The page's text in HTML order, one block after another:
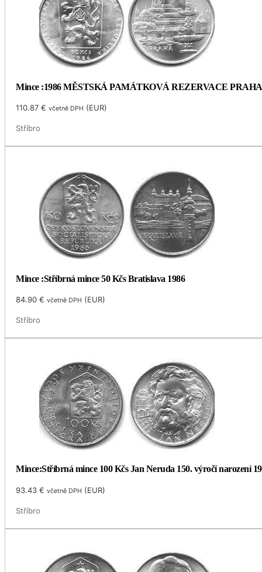
Mince :1986 MĚSTSKÁ PAMÁTKOVÁ REZERVACE PRAHA
110.87€ včetně DPH (EUR)
Stříbro
Mince :Stříbrná mince 50 Kčs Bratislava 1986
84.90€ včetně DPH (EUR)
Stříbro
Mince:Stříbrná mince 100 Kčs Jan Neruda 150. výročí narození
93.43€ včetně DPH (EUR)
Stříbro